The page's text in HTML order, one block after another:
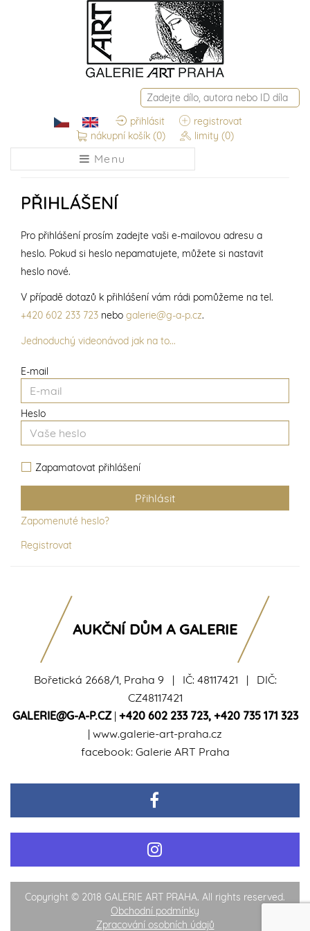
přihlásit
registrovat
nákupní košík (0) limity (0)
Menu
PŘIHLÁŠENÍ
E-mail
Heslo
Zapamatovat přihlášení
Zapomenuté heslo?
Registrovat
Pro přihlášení prosím zadejte vaši e-mailovou adresu a
heslo. Pokud si heslo nepamatujete, můžete si nastavit
heslo nové.
V případě dotazů k přihlášení vám rádi pomůžeme na tel.
+420 602 233 723 nebo galerie@g-a-p.cz.
Jednoduchý videonávod jak na to...
Bořetická 2668/1, Praha 9 | IČ: 48117421 | DIČ:
CZ48117421
GALERIE@G-A-P.CZ| +420 602 233 723, +420 735 171 323
| www.galerie-art-praha.cz
facebook: Galerie ART Praha
AUKČNÍ DŮM A GALERIE
Copyright © 2018 GALERIE ART PRAHA. All rights reserved.
Obchodní podmínky
Zpracování osobních údajů